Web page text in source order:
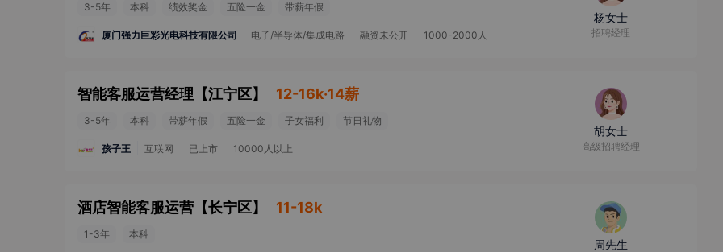
3-5年 本科 绩效奖金 五险一金 带薪年假
厦门强力巨彩光电科技有限公司 电子/半导体/集成电路 融资未公开 1000-2000人
杨女士
招聘经理
智能客服运营经理 【江宁区】 12-16k·14薪
3-5年 本科 带薪年假 五险一金 子女福利 节日礼物
孩子王 互联网 已上市 10000人以上
胡女士
高级招聘经理
酒店智能客服运营 【长宁区】 11-18k
1-3年 本科
周先生